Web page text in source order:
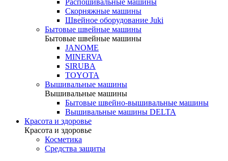
Распошивальные машины
Скорняжные машины
Швейное оборудование Juki
Бытовые швейные машины
Бытовые швейные машины
JANOME
MINERVA
SIRUBA
TOYOTA
Вышивальные машины
Вышивальные машины
Бытовые швейно-вышивальные машины
Вышивальные машины DELTA
Красота и здоровье
Красота и здоровье
Косметика
Средства защиты